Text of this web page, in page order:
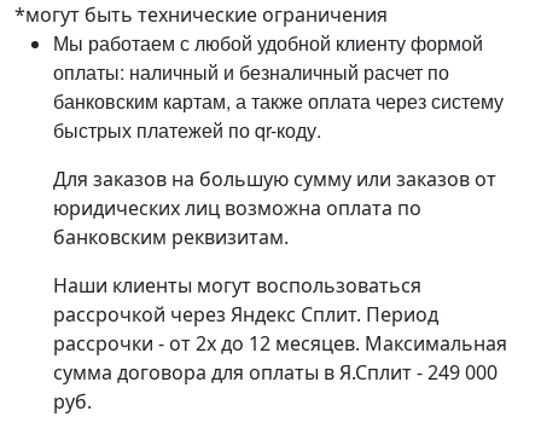
*могут быть технические ограничения
Мы работаем с любой удобной клиенту формой
оплаты: наличный и безналичный расчет по
банковским картам, а также оплата через систему
быстрых платежей по qr-коду.
Для заказов на большую сумму или заказов от
юридических лиц возможна оплата по
банковским реквизитам.
Наши клиенты могут воспользоваться
рассрочкой через Яндекс Сплит. Период
рассрочки - от 2х до 12 месяцев. Максимальная
сумма договора для оплаты в Я.Сплит - 249 000
руб.